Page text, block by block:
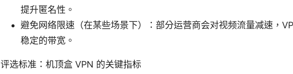
提升匿名性。
避免网络限速（在某些场景下）：部分运营商会对视频流量减速，
稳定的带宽。
评选标准：机顶盒 VPN 的关键指标